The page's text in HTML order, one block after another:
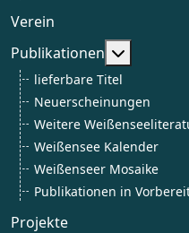
Verein
Publikationen
Weitere
lieferbare Titel
Neuerscheinungen
Weitere
Weißensee Kalender
Weißenseer Mosaike
Publikationen in
Projekte